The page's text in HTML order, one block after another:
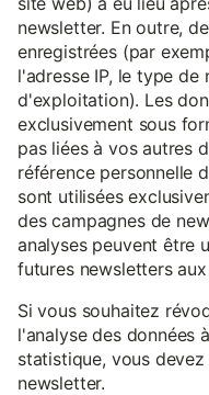
newsletter. En outre,
enregistrées (par
l'adresse IP, le type
d'exploitation). Les
exclusivement sous
pas liées à vos autres
référence personnelle
sont utilisées
des campagnes de
analyses peuvent être
futures newsletters
Si vous souhaitez
l'analyse des données
statistique, vous
newsletter.